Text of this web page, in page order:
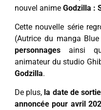
nouvel anime Godzilla :
Cette nouvelle série
(Autrice du manga
personnages ainsi
animateur du studio
Godzilla.
De plus, la date de
annoncée pour avril